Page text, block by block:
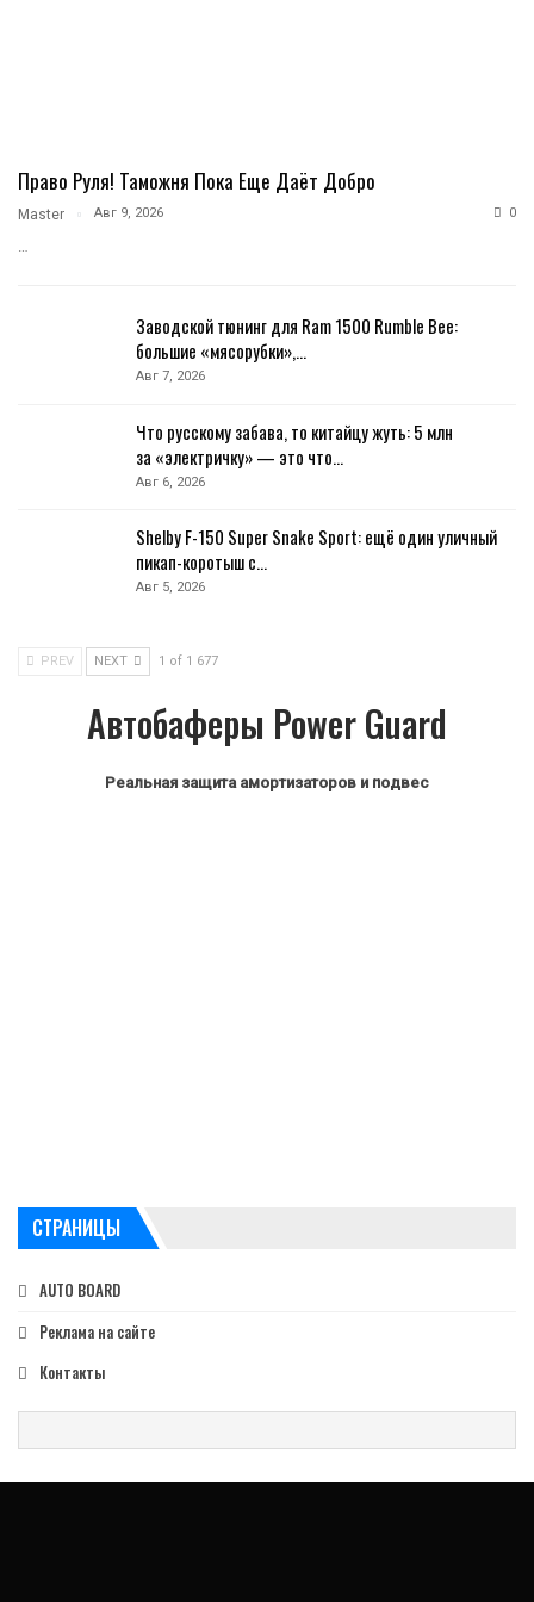
Право Руля! Таможня Пока Еще Даёт Добро
Master Авг 9, 2026 0
…
Заводской тюнинг для Ram 1500 Rumble Bee:
большие «мясорубки»,…
Авг 7, 2026
Что русскому забава, то китайцу жуть: 5 млн
за «электричку» — это что…
Авг 6, 2026
Shelby F-150 Super Snake Sport: ещё один уличный
пикап-коротыш с…
Авг 5, 2026
PREV NEXT 1 of 1 677
Автобаферы Power Guard
Реальная защита амортизаторов и подвес
СТРАНИЦЫ
AUTO BOARD
Реклама на сайте
Контакты